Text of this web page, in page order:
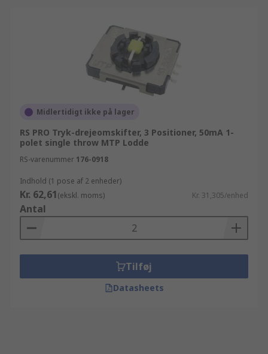
Midlertidigt ikke på lager
RS PRO Tryk-drejeomskifter, 3 Positioner, 50mA 1-
polet single throw MTP Lodde
RS-varenummer 176-0918
Indhold (1 pose af 2 enheder)
Kr. 62,61(ekskl. moms) Kr. 31,305/enhed
Antal
Tilføj
Datasheets